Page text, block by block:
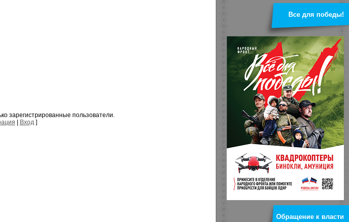
зарегистрированные пользователи.
Вход]
Все для победы!
Обращение к власти